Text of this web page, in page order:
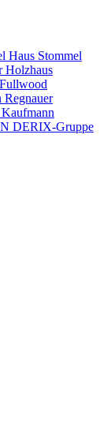
Haus Stommel
Holzhaus
Fullwood
Regnauer
Kaufmann
DERIX-Gruppe